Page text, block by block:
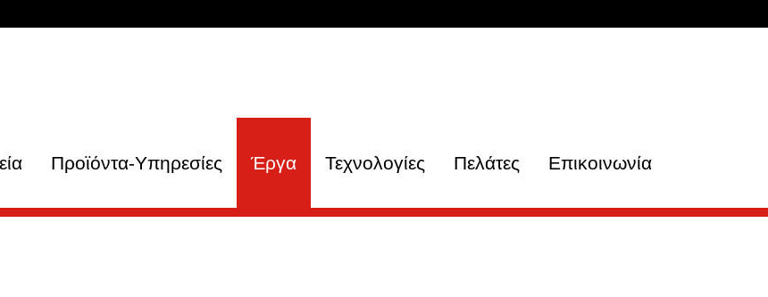
Προϊόντα-Υπηρεσίες Έργα Τεχνολογίες Πελάτες Επικοινωνία